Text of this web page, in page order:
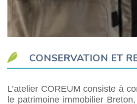
CONSERVATION ET
L’atelier COREUM consiste à
le patrimoine immobilier